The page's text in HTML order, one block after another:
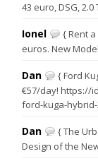
43 euro, DSG, 2.0
Ionel
{ Rent
euros. New
Dan
{ Ford
€57/day! https://
ford-kuga-
Dan
{ The
Design of the